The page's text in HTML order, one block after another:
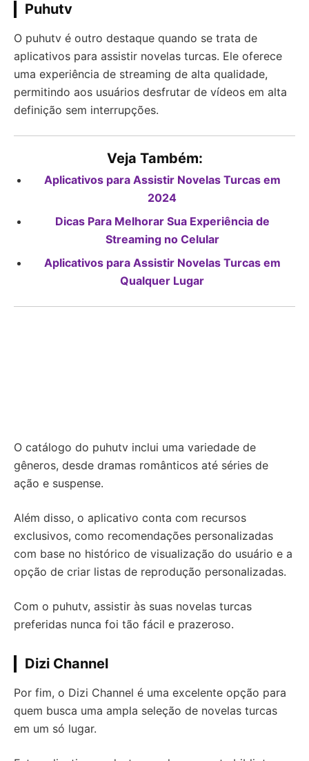
Puhutv
O puhutv é outro destaque quando se trata de
aplicativos para assistir novelas turcas. Ele oferece
uma experiência de streaming de alta qualidade,
permitindo aos usuários desfrutar de vídeos em alta
definição sem interrupções.
Veja Também:
Aplicativos para Assistir Novelas Turcas em
2024
Dicas Para Melhorar Sua Experiência de
Streaming no Celular
Aplicativos para Assistir Novelas Turcas em
Qualquer Lugar
O catálogo do puhutv inclui uma variedade de
gêneros, desde dramas românticos até séries de
ação e suspense.
Além disso, o aplicativo conta com recursos
exclusivos, como recomendações personalizadas
com base no histórico de visualização do usuário e a
opção de criar listas de reprodução personalizadas.
Com o puhutv, assistir às suas novelas turcas
preferidas nunca foi tão fácil e prazeroso.
Dizi Channel
Por fim, o Dizi Channel é uma excelente opção para
quem busca uma ampla seleção de novelas turcas
em um só lugar.